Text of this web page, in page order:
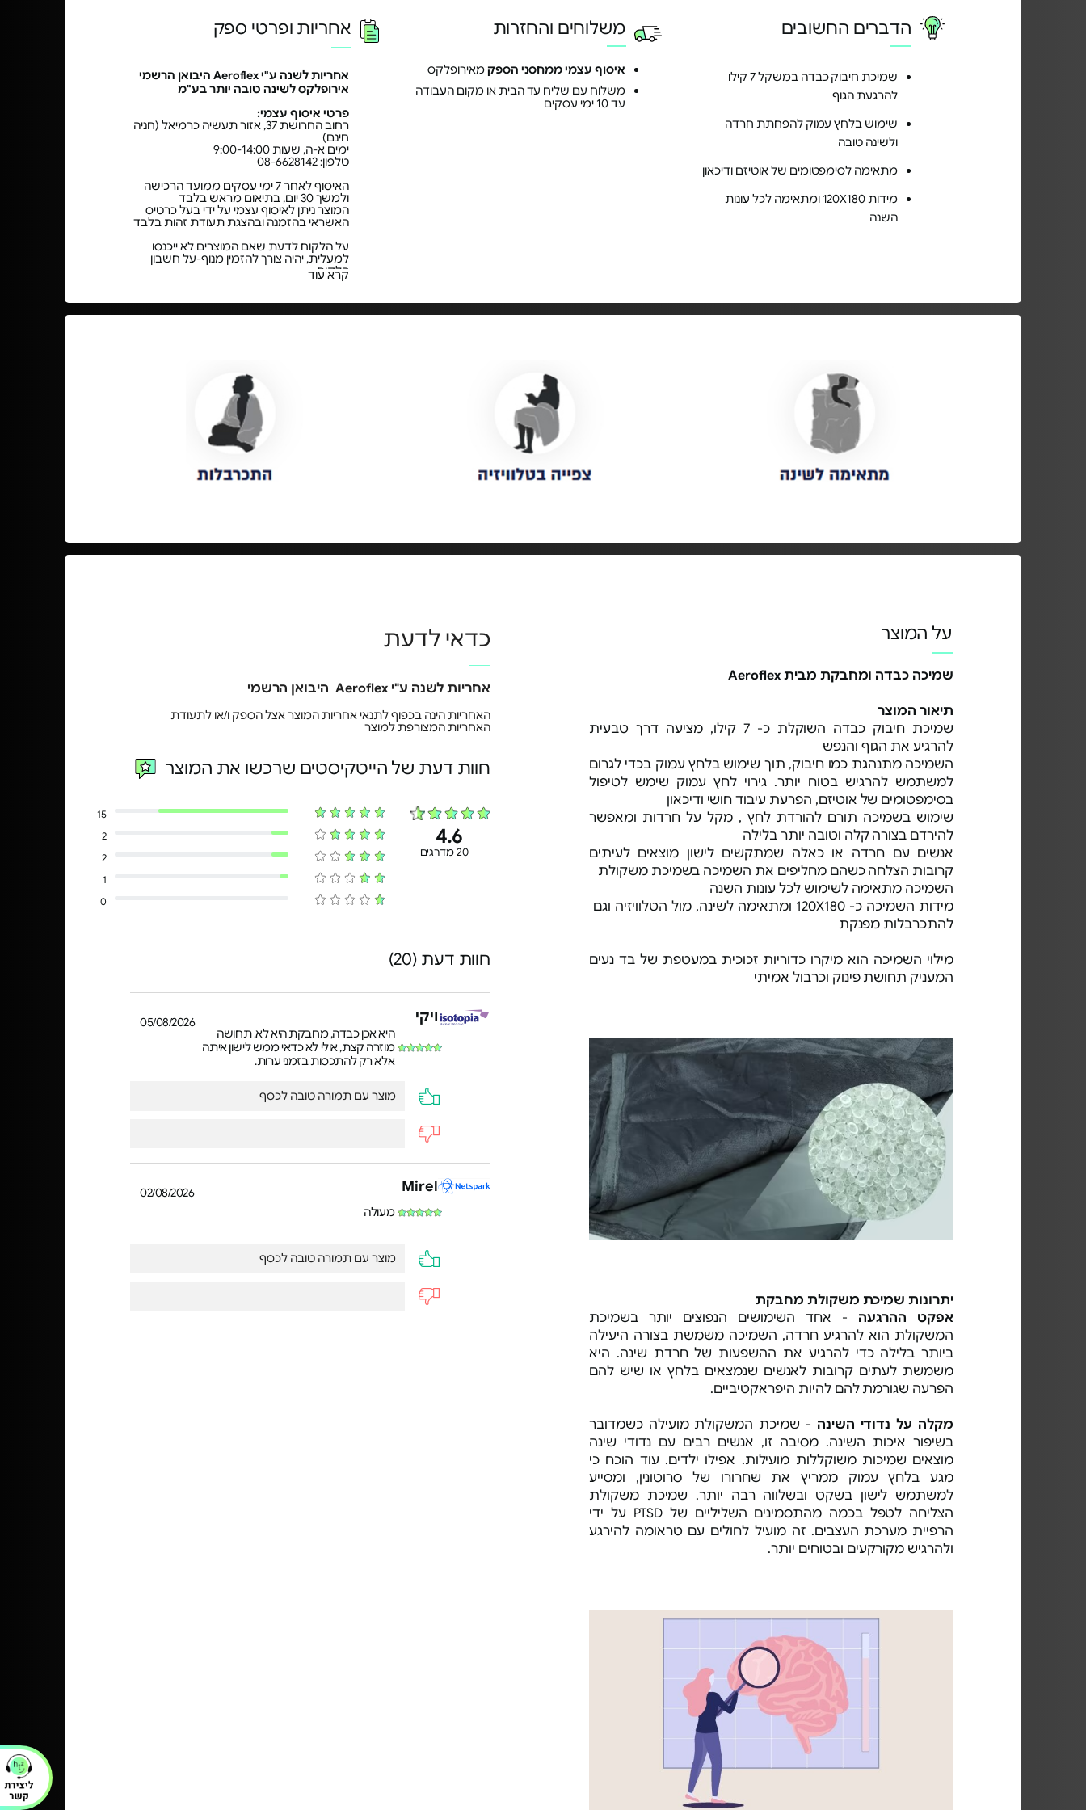
הדברים החשובים
שמיכת חיבוק כבדה במשקל 7 קילו
להרגעת הגוף
שימוש בלחץ עמוק להפחתת חרדה
ולשינה טובה
מתאימה לסימפטומים של אוטיזם ודיכאון
מידות 120X180 ומתאימה לכל עונות
השנה
משלוחים והחזרות
איסוף עצמי ממחסני הספק מאירופלקס
משלוח עם שליח עד הבית או מקום העבודה
עד 10 ימי עסקים
אחריות ופרטי ספק
אחריות לשנה ע"י Aeroflex היבואן הרשמי
אירופלקס לשינה טובה יותר בע"מ
פרטי איסוף עצמי:
רחוב החרושת 37, אזור תעשיה כרמיאל (חניה
חינם)
ימים א-ה, שעות 9:00-14:00
טלפון: 08-6628142
האיסוף לאחר 7 ימי עסקים ממועד הרכישה
ולמשך 30 יום, בתיאום מראש בלבד
המוצר ניתן לאיסוף עצמי על ידי בעל כרטיס
האשראי בהזמנה ובהצגת תעודת זהות בלבד
על הלקוח לדעת שאם המוצרים לא ייכנסו
למעלית, יהיה צורך להזמין מנוף-על חשבון
הלקוח,
למרות שאנחנו נוכל לעזור בהזמנתו, התשלום
במקרים בהם אין גישה למנוף, או שמדובר
בטלפון מול החברה.
קרא עוד
על המוצר
שמיכה כבדה ומחבקת מבית Aeroflex
תיאור המוצר
שמיכת חיבוק כבדה השוקלת כ- 7 קילו, מציעה דרך טבעית
להרגיע את הגוף והנפש
השמיכה מתנהגת כמו חיבוק, תוך שימוש בלחץ עמוק בכדי לגרום
למשתמש להרגיש בטוח יותר. גירוי לחץ עמוק שימש לטיפול
בסימפטומים של אוטיזם, הפרעת עיבוד חושי ודיכאון
שימוש בשמיכה תורם להורדת לחץ , מקל על חרדות ומאפשר
להירדם בצורה קלה וטובה יותר בלילה
אנשים עם חרדה או כאלה שמתקשים לישון מוצאים לעיתים
קרובות הצלחה כשהם מחליפים את השמיכה בשמיכת משקולת
השמיכה מתאימה לשימוש לכל עונות השנה
מידות השמיכה כ- 120X180 ומתאימה לשינה, מול הטלוויזיה וגם
להתכרבלות מפנקת
מילוי השמיכה הוא מיקרו כדוריות זכוכית במעטפת של בד נעים
המעניק תחושת פינוק וכרבול אמיתי
יתרונות שמיכת משקולת מחבקת
אפקט ההרגעה - אחד השימושים הנפוצים יותר בשמיכת
המשקולת הוא להרגיע חרדה, השמיכה משמשת בצורה היעילה
ביותר בלילה כדי להרגיע את ההשפעות של חרדת שינה. היא
משמשת לעתים קרובות לאנשים שנמצאים בלחץ או שיש להם
הפרעה שגורמת להם להיות היפראקטיביים.
מקלה על נדודי השינה - שמיכת המשקולת מועילה כשמדובר
בשיפור איכות השינה. מסיבה זו, אנשים רבים עם נדודי שינה
מוצאים שמיכות משוקללות מועילות. אפילו ילדים. עוד הוכח כי
מגע בלחץ עמוק ממריץ את שחרורו של סרוטונין, ומסייע
למשתמש לישון בשקט ובשלווה רבה יותר. שמיכת משקולת
הצליחה לטפל בכמה מהתסמינים השליליים של PTSD על ידי
הרפיית מערכת העצבים. זה מועיל לחולים עם טראומה להירגע
ולהרגיש מקורקעים ובטוחים יותר.
כדאי לדעת
אחריות לשנה ע"י Aeroflex היבואן הרשמי
האחריות הינה בכפוף לתנאי אחריות המוצר אצל הספק ו/או לתעודת
האחריות המצורפת למוצר
חוות דעת של הייטקיסטים שרכשו את המוצר
4.6
20 מדרגים
15
2
2
1
0
חוות דעת (20)
ויקי
היא אכן כבדה, מחבקת היא לא. תחושה
מוזרה קצת, אולי לא כדאי ממש לישון איתה
אלא רק להתכסות בזמני ערות.
05/08/2026
מוצר עם תמורה טובה לכסף
Mirel
מעולה
02/08/2026
מוצר עם תמורה טובה לכסף